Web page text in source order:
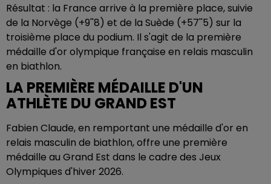
Résultat : la France arrive à la première place, suivie
de la Norvège (+9''8) et de la Suède (+57''5) sur la
troisième place du podium. Il s'agit de la première
médaille d'or olympique française en relais masculin
en biathlon.
LA PREMIÈRE MÉDAILLE D'UN
ATHLÈTE DU GRAND EST
Fabien Claude, en remportant une médaille d'or en
relais masculin de biathlon, offre une première
médaille au Grand Est dans le cadre des Jeux
Olympiques d'hiver 2026.